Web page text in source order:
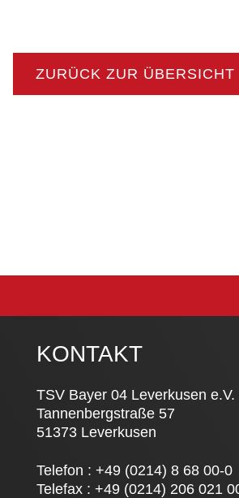
ZURÜCK ZUR ÜBERSICHT
KONTAKT
TSV Bayer 04 Leverkusen e.V.
Tannenbergstraße 57
51373 Leverkusen
Telefon : +49 (0214) 8 68 00-0
Telefax : +49 (0214) 206 021